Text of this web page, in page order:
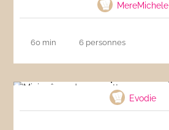
MereMichele
60 min 6 personnes
Evodie